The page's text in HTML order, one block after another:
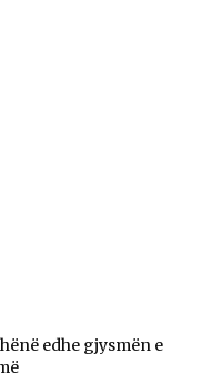
edhe gjysmën e